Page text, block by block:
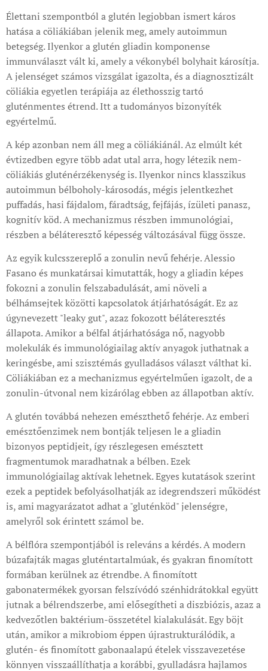
Élettani szempontból a glutén legjobban ismert káros
hatása a cöliákiában jelenik meg, amely autoimmun
betegség. Ilyenkor a glutén gliadin komponense
immunválaszt vált ki, amely a vékonybél bolyhait károsítja.
A jelenséget számos vizsgálat igazolta, és a diagnosztizált
cöliákia egyetlen terápiája az élethosszig tartó
gluténmentes étrend. Itt a tudományos bizonyíték
egyértelmű.
A kép azonban nem áll meg a cöliákiánál. Az elmúlt két
évtizedben egyre több adat utal arra, hogy létezik nem-
cöliákiás gluténérzékenység is. Ilyenkor nincs klasszikus
autoimmun bélboholy-károsodás, mégis jelentkezhet
puffadás, hasi fájdalom, fáradtság, fejfájás, ízületi panasz,
kognitív köd. A mechanizmus részben immunológiai,
részben a béláteresztő képesség változásával függ össze.
Az egyik kulcsszereplő a zonulin nevű fehérje. Alessio
Fasano és munkatársai kimutatták, hogy a gliadin képes
fokozni a zonulin felszabadulását, ami növeli a
bélhámsejtek közötti kapcsolatok átjárhatóságát. Ez az
úgynevezett "leaky gut", azaz fokozott béláteresztés
állapota. Amikor a bélfal átjárhatósága nő, nagyobb
molekulák és immunológiailag aktív anyagok juthatnak a
keringésbe, ami szisztémás gyulladásos választ válthat ki.
Cöliákiában ez a mechanizmus egyértelműen igazolt, de a
zonulin-útvonal nem kizárólag ebben az állapotban aktív.
A glutén továbbá nehezen emészthető fehérje. Az emberi
emésztőenzimek nem bontják teljesen le a gliadin
bizonyos peptidjeit, így részlegesen emésztett
fragmentumok maradhatnak a bélben. Ezek
immunológiailag aktívak lehetnek. Egyes kutatások szerint
ezek a peptidek befolyásolhatják az idegrendszeri működést
is, ami magyarázatot adhat a "gluténköd" jelenségre,
amelyről sok érintett számol be.
A bélflóra szempontjából is releváns a kérdés. A modern
búzafajták magas gluténtartalmúak, és gyakran finomított
formában kerülnek az étrendbe. A finomított
gabonatermékek gyorsan felszívódó szénhidrátokkal együtt
jutnak a bélrendszerbe, ami elősegítheti a diszbiózis, azaz a
kedvezőtlen baktérium-összetétel kialakulását. Egy böjt
után, amikor a mikrobiom éppen újrastrukturálódik, a
glutén- és finomított gabonaalapú ételek visszavezetése
könnyen visszaállíthatja a korábbi, gyulladásra hajlamos